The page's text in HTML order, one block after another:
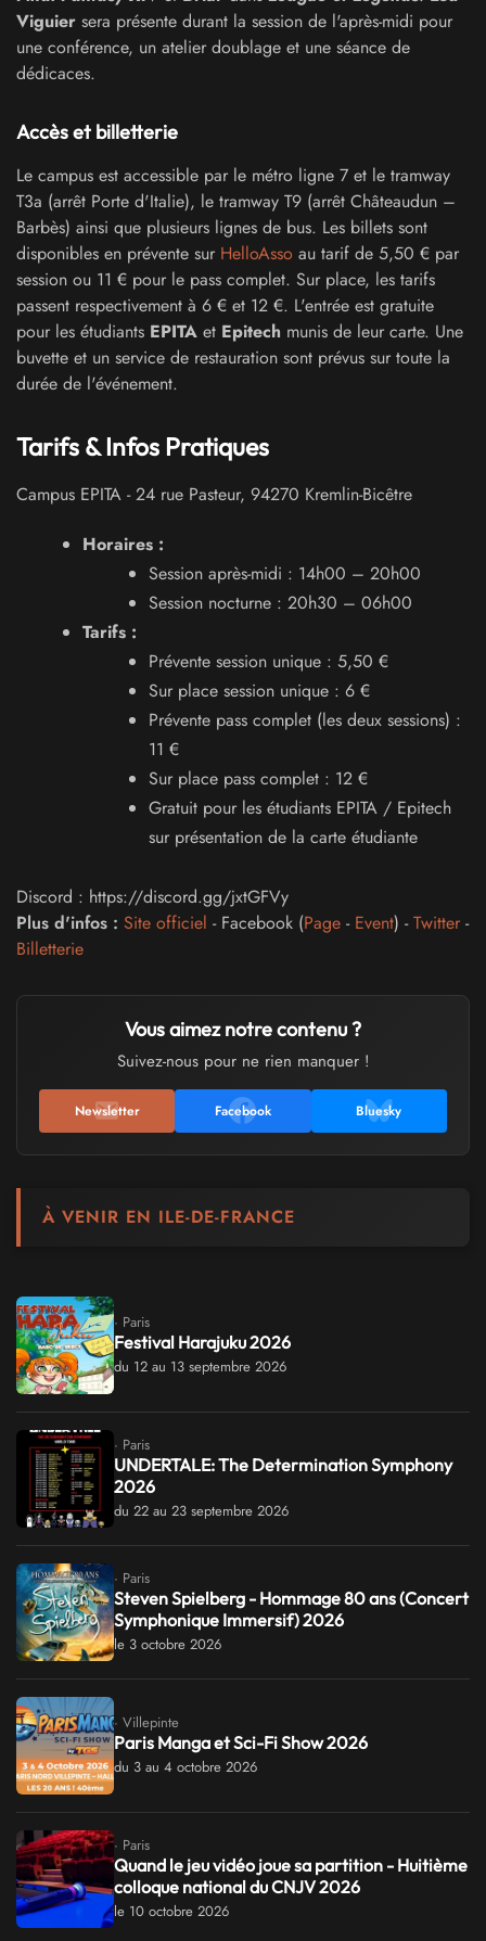
Viguier sera présente durant la session de l'après-midi pour
une conférence, un atelier doublage et une séance de
dédicaces.
Accès et billetterie
Le campus est accessible par le métro ligne 7 et le tramway
T3a (arrêt Porte d'Italie), le tramway T9 (arrêt Châteaudun –
Barbès) ainsi que plusieurs lignes de bus. Les billets sont
disponibles en prévente sur HelloAsso au tarif de 5,50 € par
session ou 11 € pour le pass complet. Sur place, les tarifs
passent respectivement à 6 € et 12 €. L'entrée est gratuite
pour les étudiants EPITA et Epitech munis de leur carte. Une
buvette et un service de restauration sont prévus sur toute la
durée de l'événement.
Tarifs & Infos Pratiques
Campus EPITA -24 rue Pasteur, 94270 Kremlin-Bicêtre
Horaires :
Session après-midi : 14h00 – 20h00
Session nocturne : 20h30 – 06h00
Tarifs :
Prévente session unique : 5,50 €
Sur place session unique : 6 €
Prévente pass complet (les deux sessions) :
11 €
Sur place pass complet : 12 €
Gratuit pour les étudiants EPITA / Epitech
sur présentation de la carte étudiante
Discord : https://discord.gg/jxtGFVy
Plus d'infos : Site officiel - Facebook (Page - Event) -Twitter -
Billetterie
Vous aimez notre contenu ?
Suivez-nous pour ne rien manquer !
Newsletter Facebook Bluesky
À VENIR EN ILE-DE-FRANCE
· Paris
Festival Harajuku 2026
du 12 au 13 septembre 2026
· Paris
UNDERTALE: The Determination Symphony
2026
du 22 au 23 septembre 2026
· Paris
Steven Spielberg - Hommage 80 ans (Concert
Symphonique Immersif) 2026
le 3 octobre 2026
· Villepinte
Paris Manga et Sci-Fi Show 2026
du 3 au 4 octobre 2026
· Paris
Quand le jeu vidéo joue sa partition - Huitième
colloque national du CNJV 2026
le 10 octobre 2026